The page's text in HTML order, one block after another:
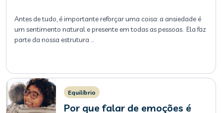
Antes de tudo, é importante reforçar uma coisa: a ansiedade é
um sentimento natural e presente em todas as pessoas. Ela faz
parte da nossa estrutura …
Equilíbrio
Por que falar de emoções é